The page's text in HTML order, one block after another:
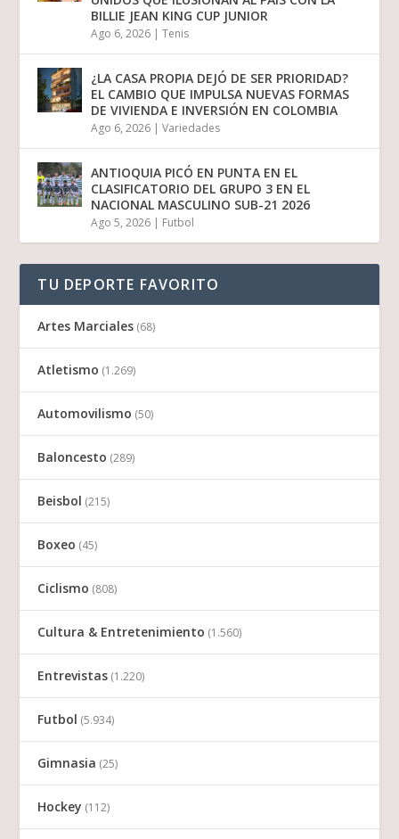
BILLIE JEAN KING CUP JUNIOR
Ago 6, 2026 |Tenis
¿LA CASA PROPIA DEJÓ DE SER PRIORIDAD?
EL CAMBIO QUE IMPULSA NUEVAS FORMAS
DE VIVIENDA E INVERSIÓN EN COLOMBIA
Ago 6, 2026 |Variedades
ANTIOQUIA PICÓ EN PUNTA EN EL
CLASIFICATORIO DEL GRUPO 3 EN EL
NACIONAL MASCULINO SUB-21 2026
Ago 5, 2026 | Futbol
TU DEPORTE FAVORITO
Artes Marciales (68)
Atletismo (1.269)
Automovilismo (50)
Baloncesto (289)
Beisbol (215)
Boxeo (45)
Ciclismo (808)
Cultura & Entretenimiento (1.560)
Entrevistas (1.220)
Futbol (5.934)
Gimnasia (25)
Hockey (112)